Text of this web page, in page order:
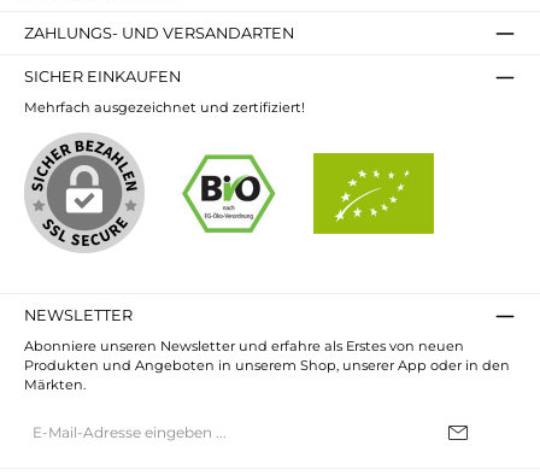
ZAHLUNGS- UND VERSANDARTEN
SICHER EINKAUFEN
Mehrfach ausgezeichnet und zertifiziert!
NEWSLETTER
Abonniere unseren Newsletter und erfahre als Erstes von neuen
Produkten und Angeboten in unserem Shop, unserer App oder in den
Märkten.
Mail-